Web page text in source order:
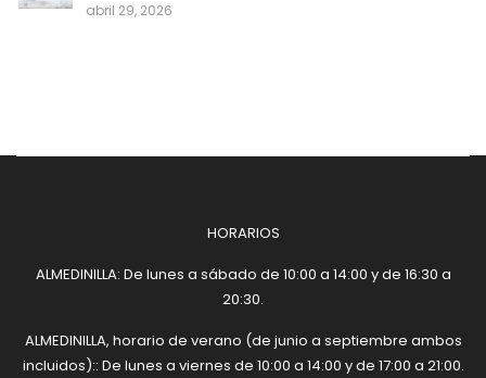
abril 29, 2026
HORARIOS
ALMEDINILLA: De lunes a sábado de 10:00 a 14:00 y de 16:30 a
20:30.
ALMEDINILLA, horario de verano (de junio a septiembre ambos
incluidos):: De lunes a viernes de 10:00 a 14:00 y de 17:00 a 21:00.